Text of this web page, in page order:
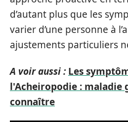
d’autant plus que les
varier d’une personne à
ajustements particuliers
A voir aussi : Les
l'Acheiropodie : maladie
connaître